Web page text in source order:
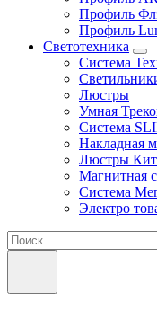
Профиль
Профиль
Светотехника
Система
Люстры
Умная
Система
Накладная
Люстры
Магнитная
Система
Электро